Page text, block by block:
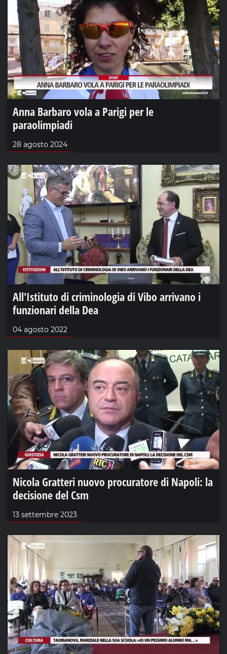
Anna Barbaro vola a Parigi per le
paraolimpiadi
28 agosto 2024
All'Istituto di criminologia di Vibo arrivano i
funzionari della Dea
04 agosto 2022
Nicola Gratteri nuovo procuratore di Napoli: la
decisione del Csm
13 settembre 2023